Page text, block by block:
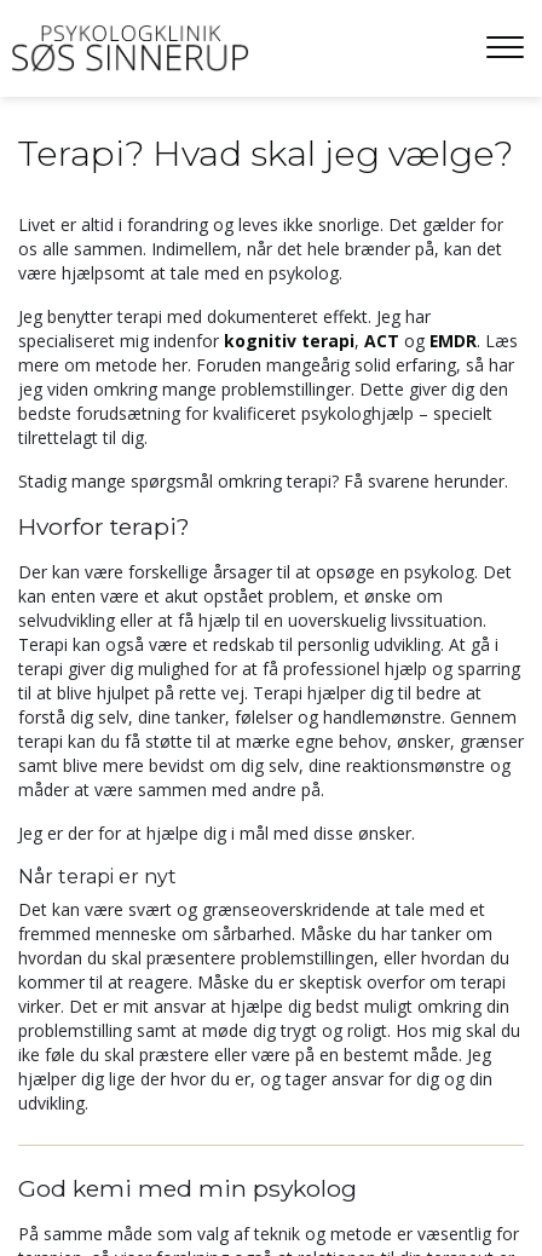
til
hovedindhold
Terapi? Hvad skal jeg vælge?
Livet er altid i forandring og leves ikke snorlige. Det gælder for
os alle sammen. Indimellem, når det hele brænder på, kan det
være hjælpsomt at tale med en psykolog.
Jeg benytter terapi med dokumenteret effekt. Jeg har
specialiseret mig indenfor kognitiv terapi, ACT og EMDR. Læs
mere om metode her. Foruden mangeårig solid erfaring, så har
jeg viden omkring mange problemstillinger. Dette giver dig den
bedste forudsætning for kvalificeret psykologhjælp – specielt
tilrettelagt til dig.
Stadig mange spørgsmål omkring terapi? Få svarene herunder.
Hvorfor terapi?
Der kan være forskellige årsager til at opsøge en psykolog. Det
kan enten være et akut opstået problem, et ønske om
selvudvikling eller at få hjælp til en uoverskuelig livssituation.
Terapi kan også være et redskab til personlig udvikling. At gå i
terapi giver dig mulighed for at få professionel hjælp og sparring
til at blive hjulpet på rette vej. Terapi hjælper dig til bedre at
forstå dig selv, dine tanker, følelser og handlemønstre. Gennem
terapi kan du få støtte til at mærke egne behov, ønsker, grænser
samt blive mere bevidst om dig selv, dine reaktionsmønstre og
måder at være sammen med andre på.
Jeg er der for at hjælpe dig i mål med disse ønsker.
Når terapi er nyt
Det kan være svært og grænseoverskridende at tale med et
fremmed menneske om sårbarhed. Måske du har tanker om
hvordan du skal præsentere problemstillingen, eller hvordan du
kommer til at reagere. Måske du er skeptisk overfor om terapi
virker. Det er mit ansvar at hjælpe dig bedst muligt omkring din
problemstilling samt at møde dig trygt og roligt. Hos mig skal du
ike føle du skal præstere eller være på en bestemt måde. Jeg
hjælper dig lige der hvor du er, og tager ansvar for dig og din
udvikling.
God kemi med min psykolog
På samme måde som valg af teknik og metode er væsentlig for